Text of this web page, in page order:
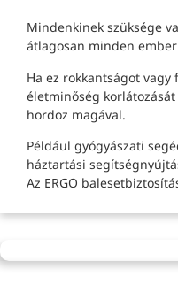
Mindenkinek szüksége
átlagosan minden
Ha ez rokkantságot vagy
életminőség
hordoz magával.
Például gyógyászati
háztartási
Az ERGO